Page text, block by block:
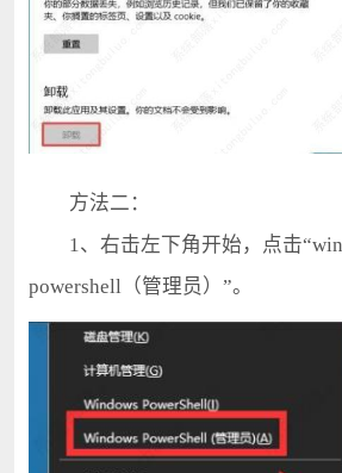
方法二：
1、右击左下角开始，点击
powershell（管理员）”。